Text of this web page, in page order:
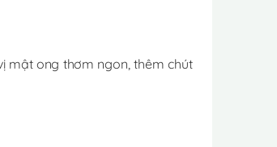
mật ong thơm ngon, thêm chút